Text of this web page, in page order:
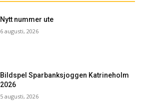
Nytt nummer ute
6 augusti, 2026
Bildspel Sparbanksjoggen Katrineholm
2026
5 augusti, 2026